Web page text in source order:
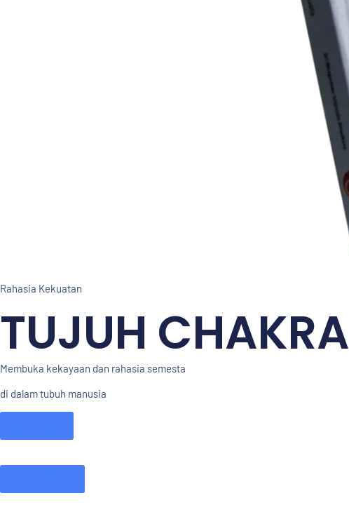
Rahasia Kekuatan
TUJUH CHAKRA
Membuka kekayaan dan rahasia semesta
di dalam tubuh manusia